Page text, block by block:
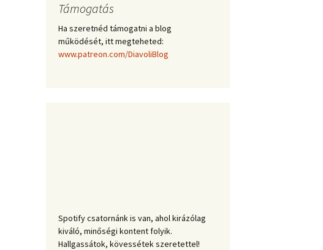
Támogatás
Ha szeretnéd támogatni a blog
működését, itt megteheted:
www.patreon.com/DiavoliBlog
Spotify csatornánk is van, ahol kirázólag
kiváló, minőségi kontent folyik.
Hallgassátok, kövessétek szeretettel!